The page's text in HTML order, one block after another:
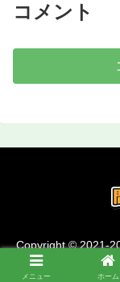
コメント
Copyright © 2021-
メニュー ホーム